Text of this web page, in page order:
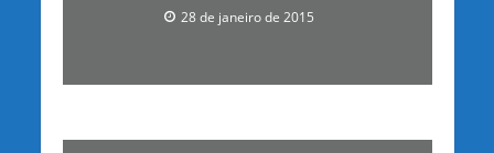
28 de janeiro de 2015